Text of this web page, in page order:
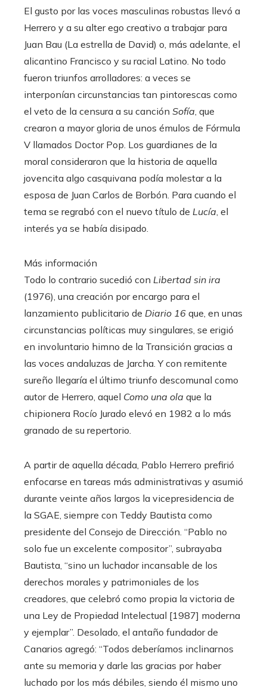
El gusto por las voces masculinas robustas llevó a
Herrero y a su alter ego creativo a trabajar para
Juan Bau (La estrella de David) o, más adelante, el
alicantino Francisco y su racial Latino. No todo
fueron triunfos arrolladores: a veces se
interponían circunstancias tan pintorescas como
el veto de la censura a su canción Sofía, que
crearon a mayor gloria de unos émulos de Fórmula
V llamados Doctor Pop. Los guardianes de la
moral consideraron que la historia de aquella
jovencita algo casquivana podía molestar a la
esposa de Juan Carlos de Borbón. Para cuando el
tema se regrabó con el nuevo título de Lucía, el
interés ya se había disipado.
Más información
Todo lo contrario sucedió con Libertad sin ira
(1976), una creación por encargo para el
lanzamiento publicitario de Diario 16 que, en unas
circunstancias políticas muy singulares, se erigió
en involuntario himno de la Transición gracias a
las voces andaluzas de Jarcha. Y con remitente
sureño llegaría el último triunfo descomunal como
autor de Herrero, aquel Como una ola que la
chipionera Rocío Jurado elevó en 1982 a lo más
granado de su repertorio.
A partir de aquella década, Pablo Herrero prefirió
enfocarse en tareas más administrativas y asumió
durante veinte años largos la vicepresidencia de
la SGAE, siempre con Teddy Bautista como
presidente del Consejo de Dirección. “Pablo no
solo fue un excelente compositor”, subrayaba
Bautista, “sino un luchador incansable de los
derechos morales y patrimoniales de los
creadores, que celebró como propia la victoria de
una Ley de Propiedad Intelectual [1987] moderna
y ejemplar”. Desolado, el antaño fundador de
Canarios agregó: “Todos deberíamos inclinarnos
ante su memoria y darle las gracias por haber
luchado por los más débiles, siendo él mismo uno